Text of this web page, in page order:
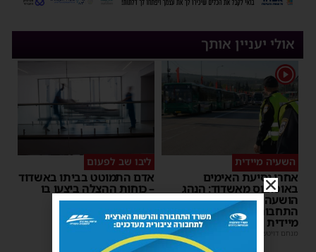
אולי יעניין אותך
1
השעיה מיידית
אחרי נסיעת האימים
באוטובוס מאשדוד: הנהג
הושעה מתפקידו – משרד
התחבורה הורה על בדיקה
מיידית
מנחם דויטש
ליבו שב לפעום
אדם התמוטט בביתו באשדוד
– כוחות ההצלה ביצעו בו
פעולות החייאה